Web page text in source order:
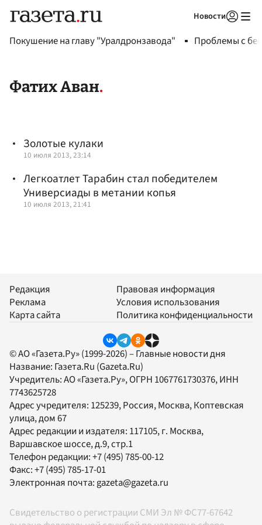
Новости
Покушение на главу "Уралдронзавода" Проблемы с
Фатих Аван
Золотые кулаки
10 июля 2013, 23:14
Легкоатлет Тарабин стал победителем
Универсиады в метании копья
10 июля 2013, 21:41
Редакция
Реклама
Карта сайта
Правовая информация
Условия использования
Политика конфиденциальности
© АО «Газета.Ру» (1999-2026) – Главные новости дня
Название: Газета.Ru (Gazeta.Ru)
Учредитель:АО «Газета.Ру», ОГРН 1067761730376, ИНН
7743625728
Адрес учредителя: 125239, Россия, Москва, Коптевская
улица, дом 67
Адрес редакции и издателя: 117105, г. Москва,
Варшавское шоссе, д.9, стр.1
Телефон редакции:+7 (495) 785-00-12
Факс:+7 (495) 785-17-01
Электронная почта:gazeta@gazeta.ru
Свидетельство о регистрации СМИ Эл № ФС77-67642